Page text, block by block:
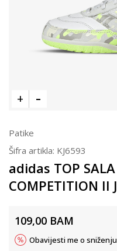
Patike
Šifra artikla: KJ6593
adidas TOP SALA
COMPETITION II J
109,00 BAM
Obavijesti me o sniženju